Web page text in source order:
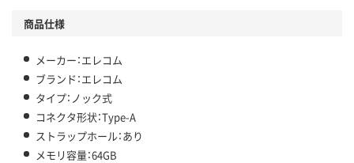
商品仕様
メーカー：エレコム
ブランド：エレコム
タイプ：ノック式
コネクタ形状：Type-A
ストラップホール：あり
メモリ容量：64GB